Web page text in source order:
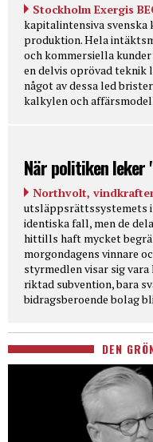
Stockholm Exergis
kapitalintensiva
produktion. Hela
och kommersiella
en delvis oprövad teknik
något av dessa led
kalkylen och
När politiken leker
Northvolt,
utsläppsrättssystemets
identiska fall, men de
hittills haft mycket
morgondagens vinnare
styrmedlen visar sig
riktad subvention, bara
bidragsberoende bolag
DEN